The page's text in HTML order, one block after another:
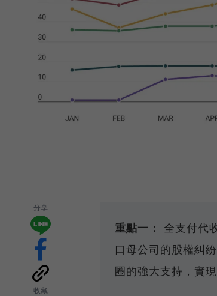
分享
收藏
重點一：
全支付代
口母公司的股權糾
圈的強大支持，實現